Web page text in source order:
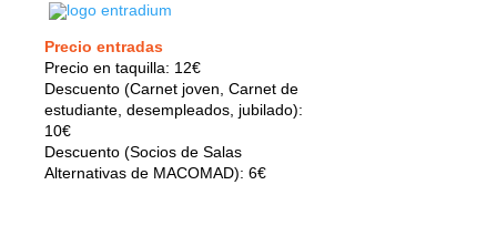
Precio entradas
Precio en taquilla: 12€
Descuento (Carnet joven, Carnet de
estudiante, desempleados, jubilado):
10€
Descuento (Socios de Salas
Alternativas de MACOMAD): 6€